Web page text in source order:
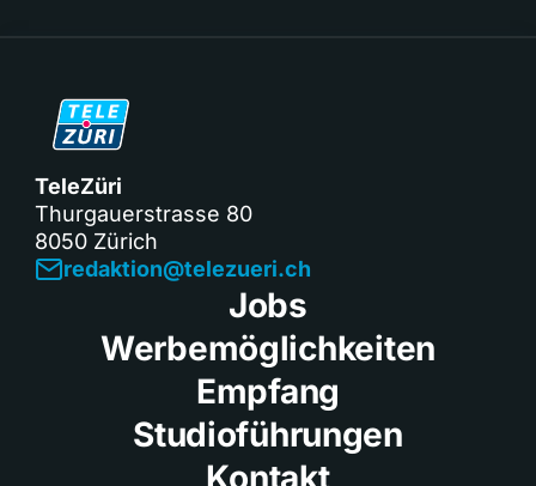
TeleZüri
Thurgauerstrasse 80
8050 Zürich
redaktion@telezueri.ch
Jobs
Werbemöglichkeiten
Empfang
Studioführungen
Kontakt